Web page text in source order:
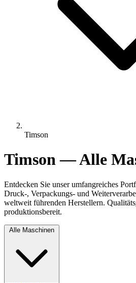
Timson
Timson — Alle
Entdecken Sie unser umfangreiches
Druck-, Verpackungs- und
weltweit führenden Herstellern.
produktionsbereit.
Alle Maschinen